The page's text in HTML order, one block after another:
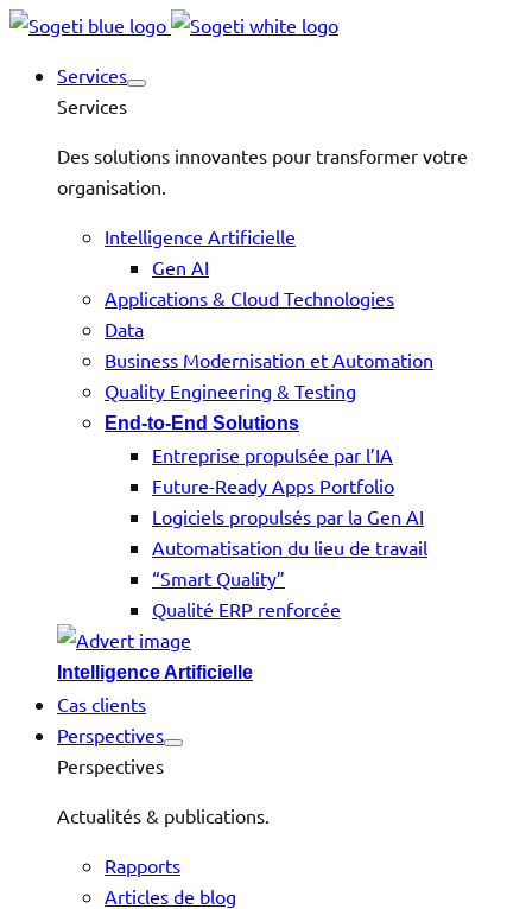
Services
Services
Des solutions innovantes pour transformer votre
organisation.
Intelligence Artificielle
Gen AI
Applications & Cloud Technologies
Data
Business Modernisation et Automation
Quality Engineering & Testing
End-to-End Solutions
Entreprise propulsée par l’IA
Future-Ready Apps Portfolio
Logiciels propulsés par la Gen AI
Automatisation du lieu de travail
“Smart Quality”
Qualité ERP renforcée
Intelligence Artificielle
Cas clients
Perspectives
Perspectives
Actualités & publications.
Rapports
Articles de blog